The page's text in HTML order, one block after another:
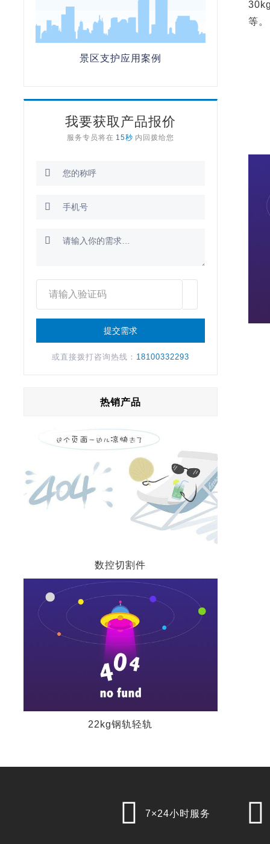
等。
景区支护应用案例
我要获取产品报价
服务专员将在 15秒 内回拨给您



或直接拨打咨询热线： 18100332293
热销产品
数控切割件
22kg钢轨轻轨
 7×24小时服务 